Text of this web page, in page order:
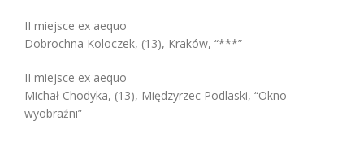
II miejsce ex aequo
Dobrochna Koloczek, (13), Kraków, “***”
II miejsce ex aequo
Michał Chodyka, (13), Międzyrzec Podlaski, “Okno
wyobraźni”